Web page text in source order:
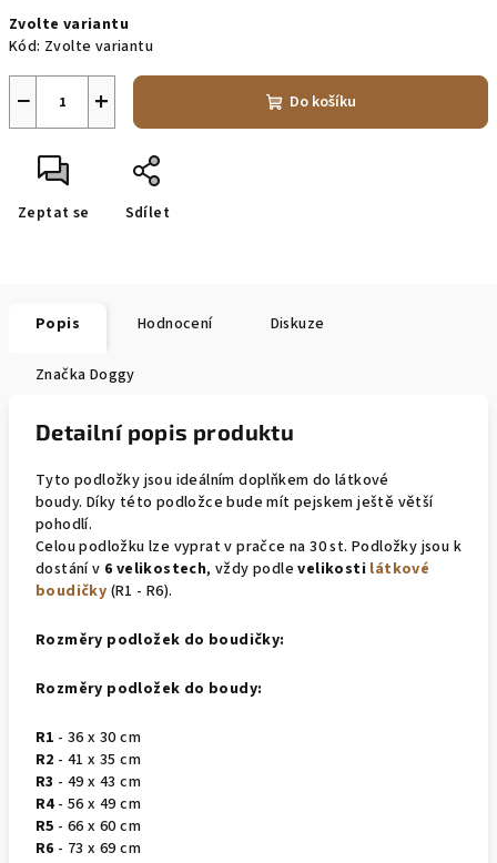
cena:
Zvolte variantu
Kód: Zvolte variantu
+
− Do košíku
Zeptat se Sdílet
Popis Hodnocení Diskuze
Značka Doggy
Detailní popis produktu
Tyto podložky jsou ideálním doplňkem do látkové
boudy. Díky této podložce bude mít pejskem ještě větší
pohodlí.
Celou podložku lze vyprat v pračce na 30 st. Podložky jsou k
dostání v 6 velikostech, vždy podlevelikosti látkové
boudičky (R1 - R6).
Rozměry podložek do boudičky:
Rozměry podložek do boudy:
R1 - 36 x 30 cm
R2 - 41 x 35 cm
R3 - 49 x 43 cm
R4- 56 x 49 cm
R5 - 66 x 60 cm
R6 - 73 x 69 cm